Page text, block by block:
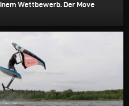
Wettbewerb. Der Move